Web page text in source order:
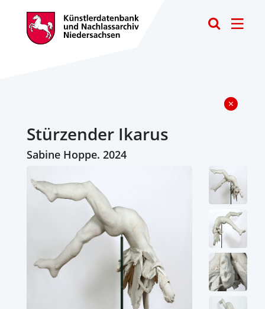
Stürzender Ikarus
Sabine Hoppe. 2024